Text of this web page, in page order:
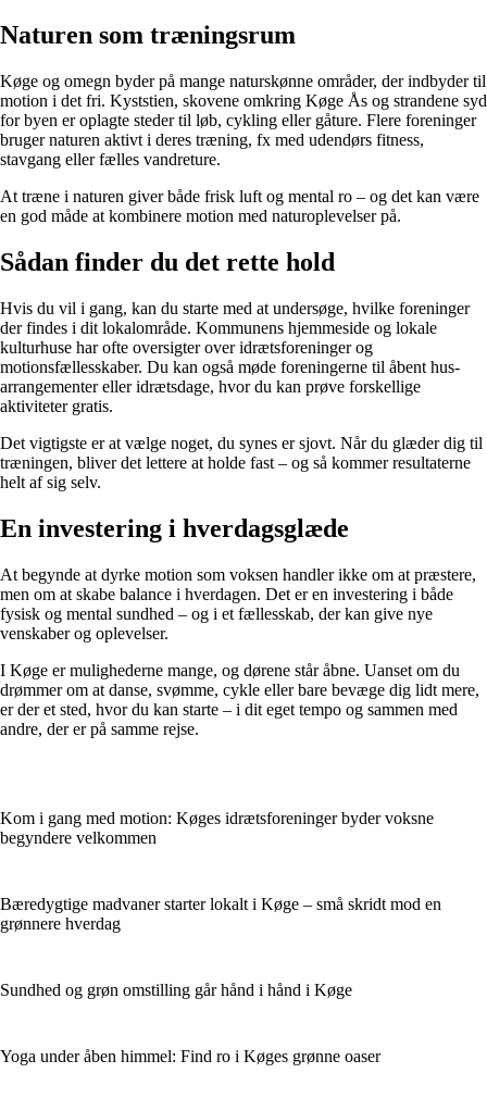
Naturen som træningsrum
Køge og omegn byder på mange naturskønne områder, der indbyder til
motion i det fri. Kyststien, skovene omkring Køge Ås og strandene syd
for byen er oplagte steder til løb, cykling eller gåture. Flere foreninger
bruger naturen aktivt i deres træning, fx med udendørs fitness,
stavgang eller fælles vandreture.
At træne i naturen giver både frisk luft og mental ro – og det kan være
en god måde at kombinere motion med naturoplevelser på.
Sådan finder du det rette hold
Hvis du vil i gang, kan du starte med at undersøge, hvilke foreninger
der findes i dit lokalområde. Kommunens hjemmeside og lokale
kulturhuse har ofte oversigter over idrætsforeninger og
motionsfællesskaber. Du kan også møde foreningerne til åbent hus-
arrangementer eller idrætsdage, hvor du kan prøve forskellige
aktiviteter gratis.
Det vigtigste er at vælge noget, du synes er sjovt. Når du glæder dig til
træningen, bliver det lettere at holde fast – og så kommer resultaterne
helt af sig selv.
En investering i hverdagsglæde
At begynde at dyrke motion som voksen handler ikke om at præstere,
men om at skabe balance i hverdagen. Det er en investering i både
fysisk og mental sundhed – og i et fællesskab, der kan give nye
venskaber og oplevelser.
I Køge er mulighederne mange, og dørene står åbne. Uanset om du
drømmer om at danse, svømme, cykle eller bare bevæge dig lidt mere,
er der et sted, hvor du kan starte – i dit eget tempo og sammen med
andre, der er på samme rejse.
Kom i gang med motion: Køges idrætsforeninger byder voksne
begyndere velkommen
Bæredygtige madvaner starter lokalt i Køge – små skridt mod en
grønnere hverdag
Sundhed og grøn omstilling går hånd i hånd i Køge
Yoga under åben himmel: Find ro i Køges grønne oaser